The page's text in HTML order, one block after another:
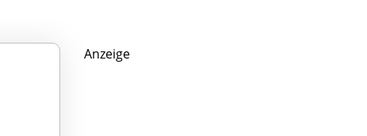
Anzeige